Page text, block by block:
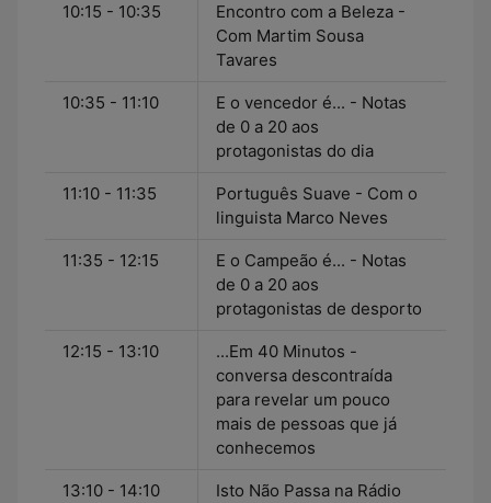
10:15 - 10:35
Encontro com a Beleza -
Com Martim Sousa
Tavares
10:35 - 11:10
E o vencedor é... - Notas
de 0 a 20 aos
protagonistas do dia
11:10 - 11:35
Português Suave - Com o
linguista Marco Neves
11:35 - 12:15
E o Campeão é... - Notas
de 0 a 20 aos
protagonistas de desporto
12:15 - 13:10
...Em 40 Minutos -
conversa descontraída
para revelar um pouco
mais de pessoas que já
conhecemos
13:10 - 14:10
Isto Não Passa na Rádio